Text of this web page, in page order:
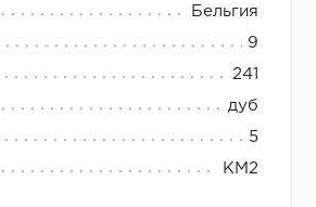
Бельгия
9
241
дуб
5
КМ2